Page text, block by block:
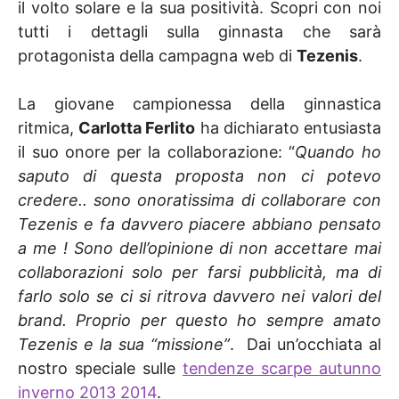
il volto solare e la sua positività. Scopri con noi
tutti i dettagli sulla ginnasta che sarà
protagonista della campagna web di Tezenis.
La giovane campionessa della ginnastica
ritmica, Carlotta Ferlito ha dichiarato entusiasta
il suo onore per la collaborazione: “Quando ho
saputo di questa proposta non ci potevo
credere.. sono onoratissima di collaborare con
Tezenis e fa davvero piacere abbiano pensato
a me ! Sono dell’opinione di non accettare mai
collaborazioni solo per farsi pubblicità, ma di
farlo solo se ci si ritrova davvero nei valori del
brand. Proprio per questo ho sempre amato
Tezenis e la sua “missione”. Dai un’occhiata al
nostro speciale sulle tendenze scarpe autunno
inverno 2013 2014.